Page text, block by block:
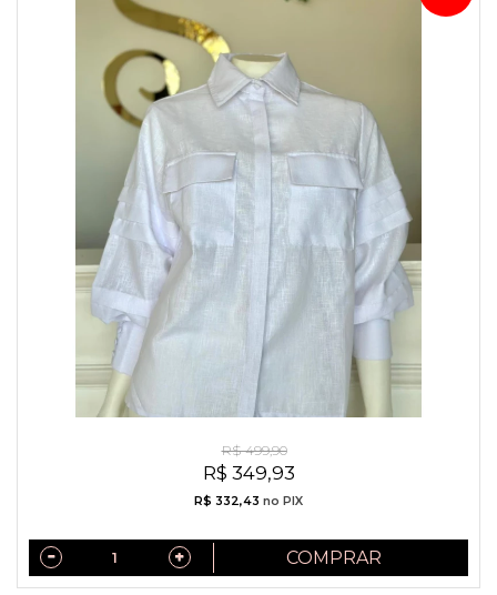
R$ 349,93
R$ 499,90
R$ 332,43 no PIX
COMPRAR